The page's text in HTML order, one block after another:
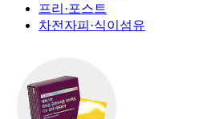
프리·포스트
차전자피·식이섬유